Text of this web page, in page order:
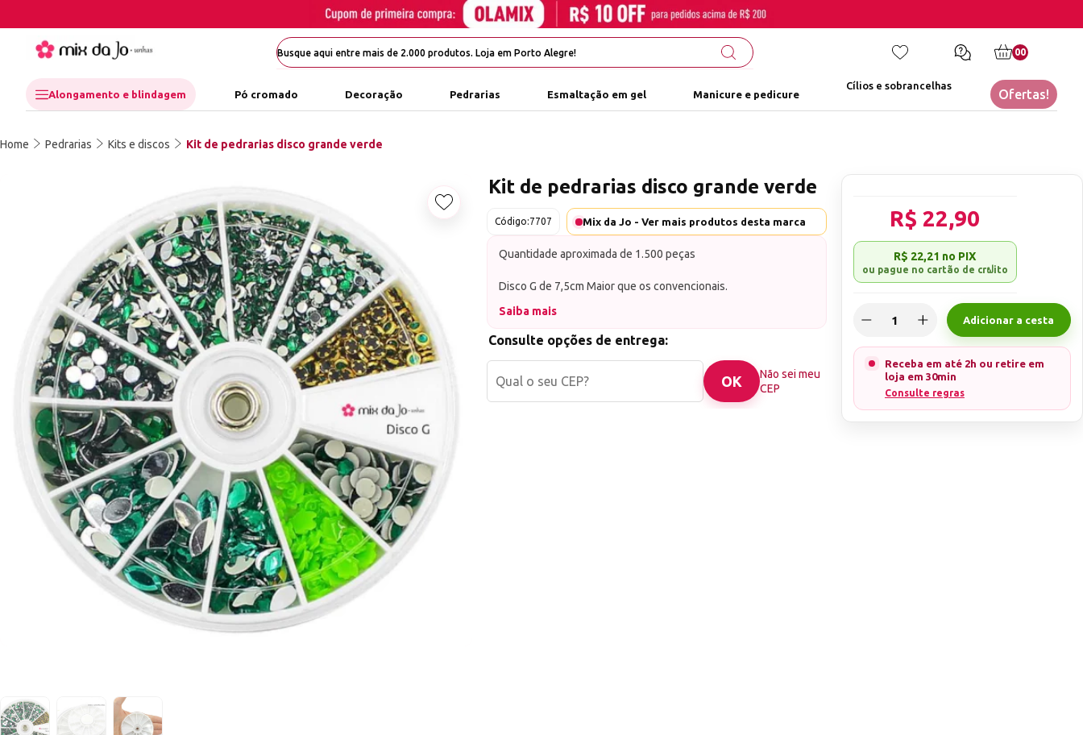
00
Alongamento e blindagem Pó cromado Decoração Pedrarias Esmaltação em gel Manicure e pedicure
Cílios e sobrancelhas
Ofertas!
Home Pedrarias Kits e discos Kit de pedrarias disco grande verde
Adicionar aos favoritos
Kit de pedrarias disco grande verde
Código:7707 Mix da Jo - Ver mais produtos desta marca
Quantidade aproximada de 1.500 peças
Disco G de 7,5cm Maior que os convencionais.
Composto de pedrarias centrais e micro pedrarias todos no
mesmo tom ou muito próximo.
Saiba mais
Consulte opções de entrega:
Não sei meu
CEP
R$ 22,90
R$ 22,21 no PIX
Adicionar a cesta
Receba em até 2h ou retire em
loja em 30min
Consulte regras